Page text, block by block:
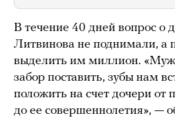
В течение 40 дней вопрос о
Литвинова не поднимали, а
выделить им миллион.
забор поставить, зубы нам
положить на счет дочери от
до ее совершеннолетия», —